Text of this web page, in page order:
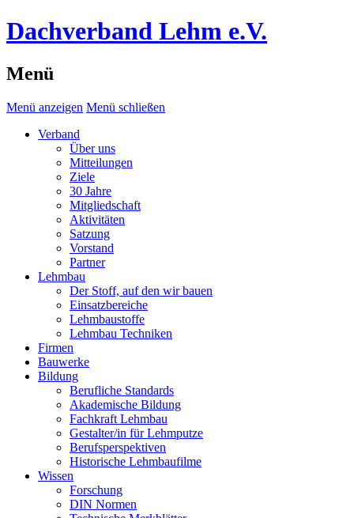
Dachverband Lehm e.V.
Menü
Menü anzeigen Menü schließen
Verband
Über uns
Mitteilungen
Ziele
30 Jahre
Mitgliedschaft
Aktivitäten
Satzung
Vorstand
Partner
Lehmbau
Der Stoff, auf den wir bauen
Einsatzbereiche
Lehmbaustoffe
Lehmbau Techniken
Firmen
Bauwerke
Bildung
Berufliche Standards
Akademische Bildung
Fachkraft Lehmbau
Gestalter/in für Lehmputze
Berufsperspektiven
Historische Lehmbaufilme
Wissen
Forschung
DIN Normen